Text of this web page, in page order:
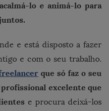
lo e animá-lo para
e está disposto a fazer
e com o seu trabalho.
que só faz o seu
excelente que
e procura deixá-los